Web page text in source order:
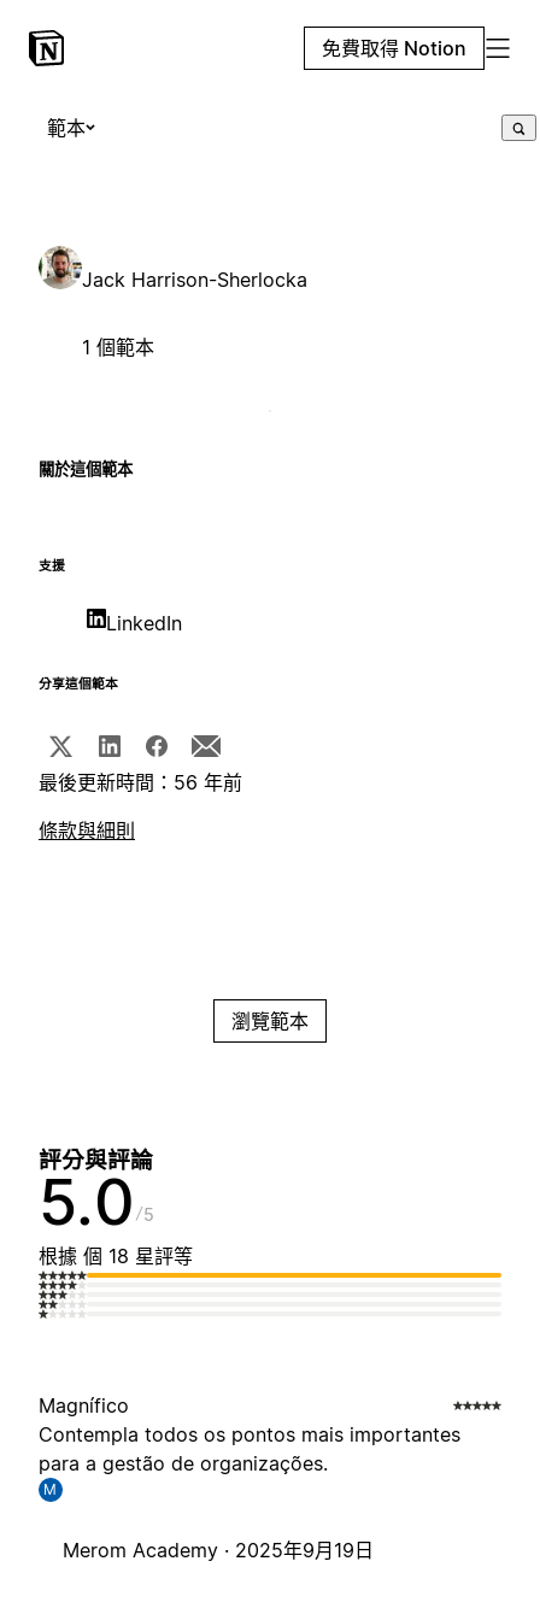
免費取得 Notion
範本
Jack Harrison-Sherlocka
1 個範本
關於這個範本
支援
LinkedIn
分享這個範本
最後更新時間：56 年前
條款與細則
瀏覽範本
評分與評論
5.0 5
根據 個 18 星評等
Magnífico
Contempla todos os pontos mais importantes
para a gestão de organizações.
M
Merom Academy · 2025年9月19日